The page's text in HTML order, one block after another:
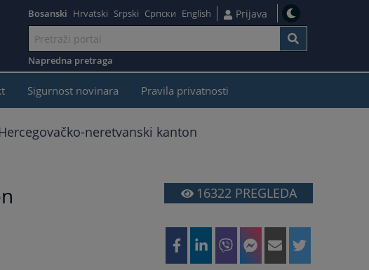
Bosanski Hrvatski Srpski Српски English Prijava
Napredna pretraga
Sigurnost novinara Pravila privatnosti
neretvanski kanton
16322PREGLEDA